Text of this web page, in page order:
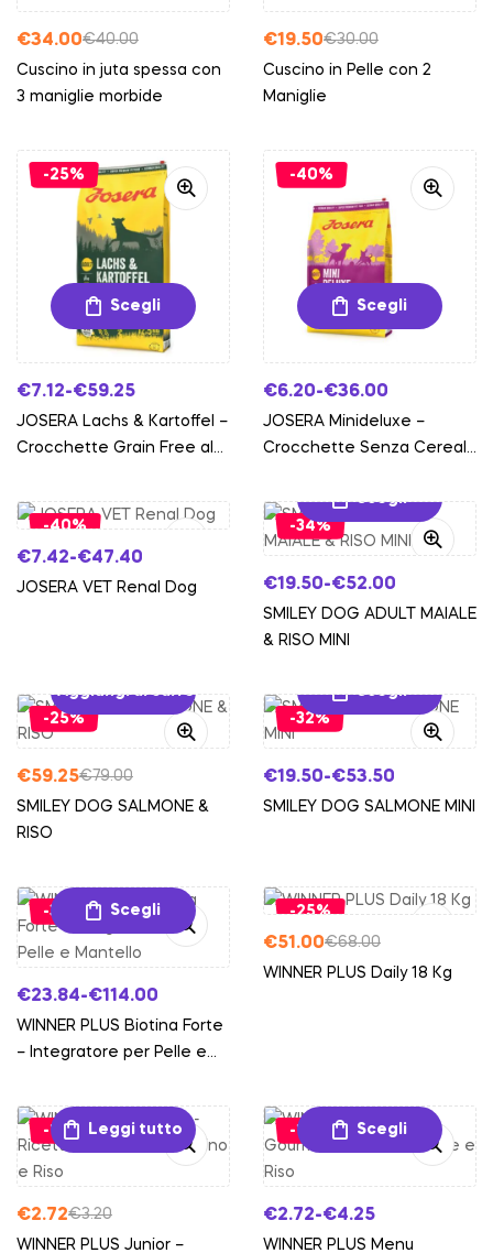
€40.00
€34.00
Cuscino in juta spessa con
3 maniglie morbide
€30.00
€19.50
Cuscino in Pelle con 2
Maniglie
-25%
Scegli
€7.12-€59.25
JOSERA Lachs & Kartoffel –
Crocchette Grain Free al
-40%
Scegli
€6.20-€36.00
JOSERA Minideluxe –
Crocchette Senza Cereali
-40%
€7.42-€47.40
JOSERA VET Renal Dog
-34%
Scegli
€19.50-€52.00
SMILEY DOG ADULT MAIALE
& RISO MINI
-25%
Aggiungi al carrello
€79.00
€59.25
SMILEY DOG SALMONE &
RISO
-32%
Scegli
€19.50-€53.50
SMILEY DOG SALMONE MINI
-35% Scegli
€23.84-€114.00
WINNER PLUS Biotina Forte
– Integratore per Pelle e
-25%
€68.00
€51.00
WINNER PLUS Daily 18 Kg
-15% Leggi tutto
€3.20
€2.72
WINNER PLUS Junior –
-15% Scegli
€2.72-€4.25
WINNER PLUS Menu